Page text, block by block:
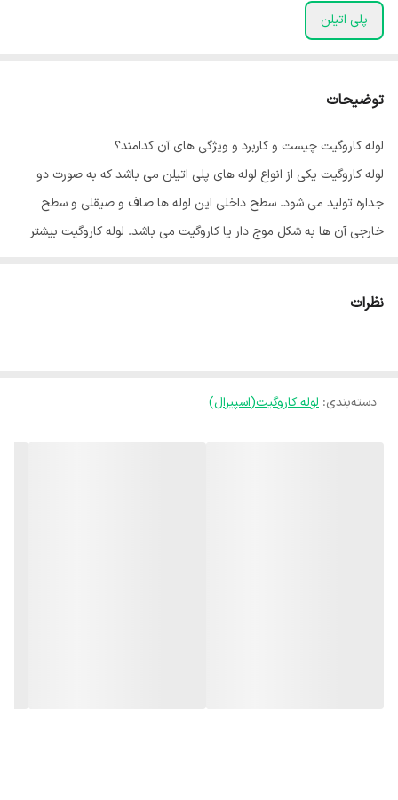
پلی اتیلن
توضیحات
لوله کاروگیت چیست و کاربرد و ویژگی های آن کدامند؟
لوله کاروگیت یکی از انواع لوله های پلی اتیلن می باشد که به صورت دو
جداره تولید می شود. سطح داخلی این لوله ها صاف و صیقلی و سطح
خارجی آن ها به شکل موج دار یا کاروگیت می باشد. لوله کاروگیت بیشتر
هم چنین لوله اسپیرال مسلح شناخته می شود.
نظرات
دسته‌بندی: لوله کاروگیت(اسپیرال)